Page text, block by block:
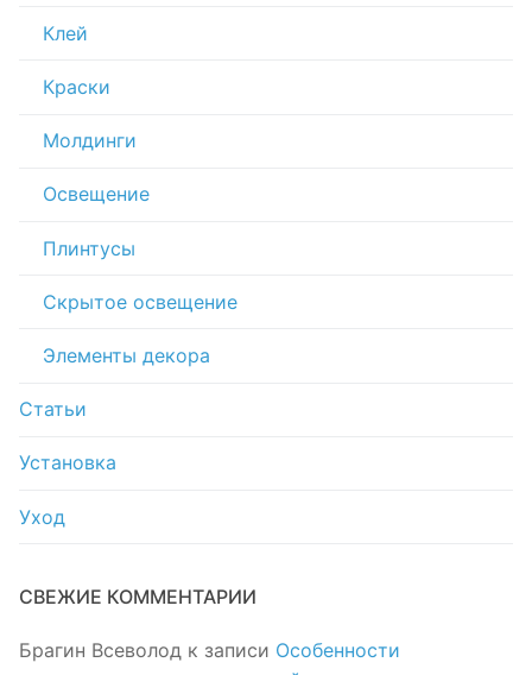
Клей
Краски
Молдинги
Освещение
Плинтусы
Скрытое освещение
Элементы декора
Статьи
Установка
Уход
СВЕЖИЕ КОММЕНТАРИИ
Брагин Всеволод к записи Особенности